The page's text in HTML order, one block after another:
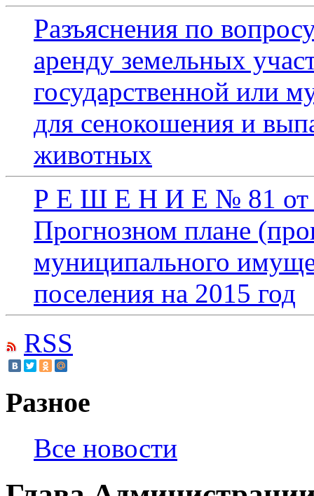
Разъяснения по
аренду земельных
государственной или
для сенокошения и
животных
Р Е Ш Е Н И Е № 81 от
Прогнозном плане
муниципального
поселения на 2015 год
RSS
Разное
Все новости